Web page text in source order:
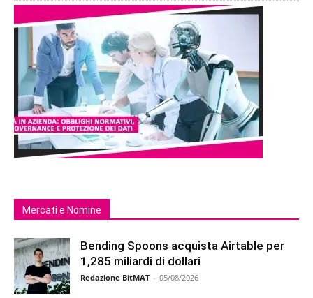
Mercati e Nomine
Bending Spoons acquista Airtable per
1,285 miliardi di dollari
Redazione BitMAT - 05/08/2026